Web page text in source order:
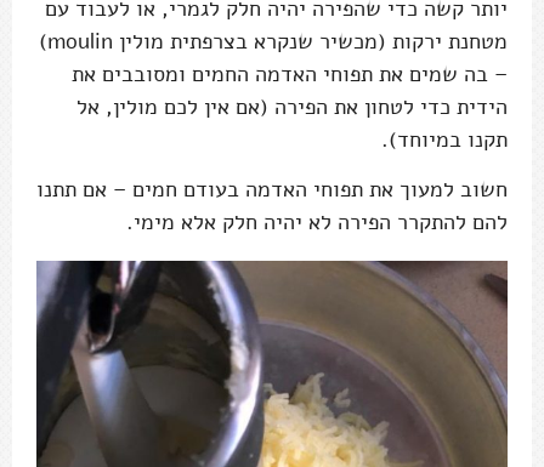
יותר קשה כדי שהפירה יהיה חלק לגמרי, או לעבוד עם
מטחנת ירקות (מכשיר שנקרא בצרפתית מולין moulin)
– בה שמים את תפוחי האדמה החמים ומסובבים את
הידית כדי לטחון את הפירה (אם אין לכם מולין, אל
תקנו במיוחד).
חשוב למעוך את תפוחי האדמה בעודם חמים – אם תתנו
להם להתקרר הפירה לא יהיה חלק אלא מימי.